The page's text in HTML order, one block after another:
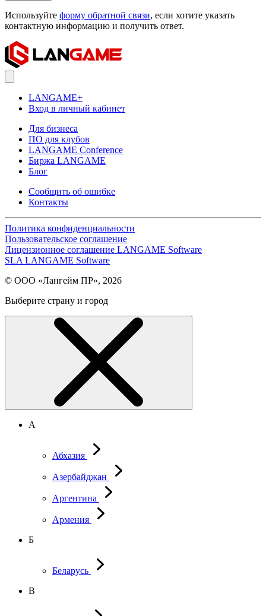
Используйте форму обратной связи, если хотите указать
контактную информацию и получить ответ.
LANGAME+
Вход в личный кабинет
Для бизнеса
ПО для клубов
LANGAME Conference
Биржа LANGAME
Блог
Сообщить об ошибке
Контакты
Политика конфиденциальности
Пользовательское соглашение
Лицензионное соглашение LANGAME Software
SLA LANGAME Software
© ООО «Лангейм ПР», 2026
Выберите страну и город
А
Абхазия
Азербайджан
Аргентина
Армения
Б
Беларусь
В